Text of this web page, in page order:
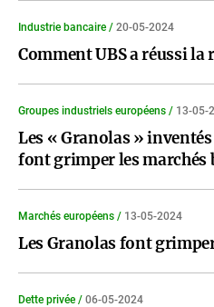
Industrie bancaire / 20-05-2024
Comment UBS a réussi la
Groupes industriels européens / 13-05-
Les « Granolas »
font grimper les marchés
Marchés européens / 13-05-2024
Les Granolas font
Dette privée / 06-05-2024